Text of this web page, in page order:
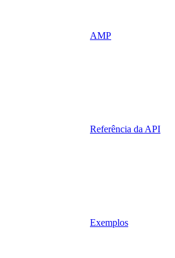
AMP
Referência da API
Exemplos